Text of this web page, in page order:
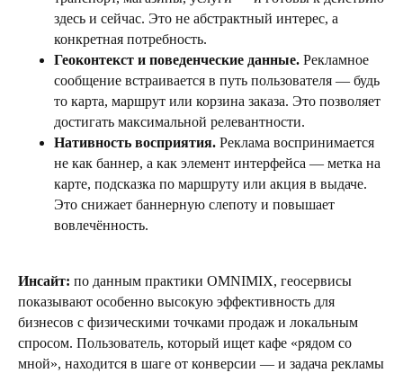
здесь и сейчас. Это не абстрактный интерес, а
конкретная потребность.
Геоконтекст и поведенческие данные. Рекламное
сообщение встраивается в путь пользователя — будь
то карта, маршрут или корзина заказа. Это позволяет
достигать максимальной релевантности.
Нативность восприятия. Реклама воспринимается
не как баннер, а как элемент интерфейса — метка на
карте, подсказка по маршруту или акция в выдаче.
Это снижает баннерную слепоту и повышает
вовлечённость.
Инсайт: по данным практики OMNIMIX, геосервисы
показывают особенно высокую эффективность для
бизнесов с физическими точками продаж и локальным
спросом. Пользователь, который ищет кафе «рядом со
мной», находится в шаге от конверсии — и задача рекламы